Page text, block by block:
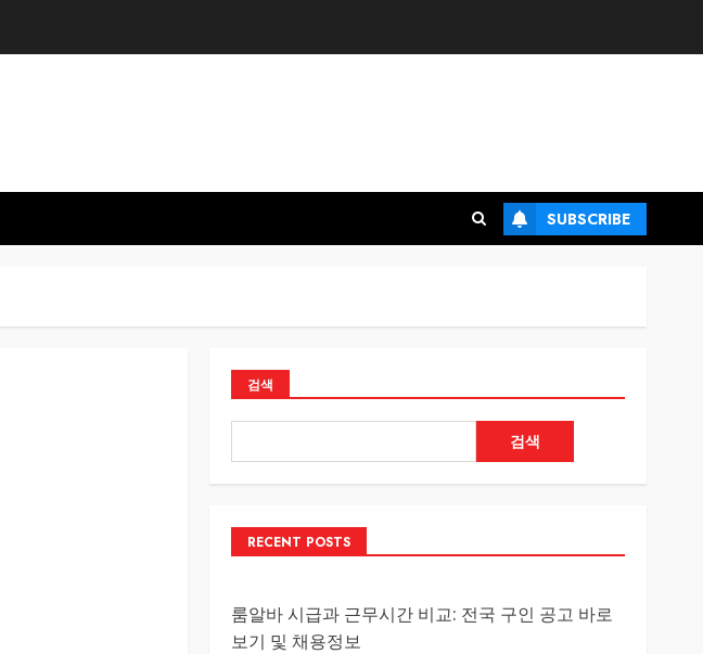
SUBSCRIBE
검색
검색
RECENT POSTS
룸알바 시급과 근무시간 비교: 전국 구인 공고 바로
보기 및 채용정보